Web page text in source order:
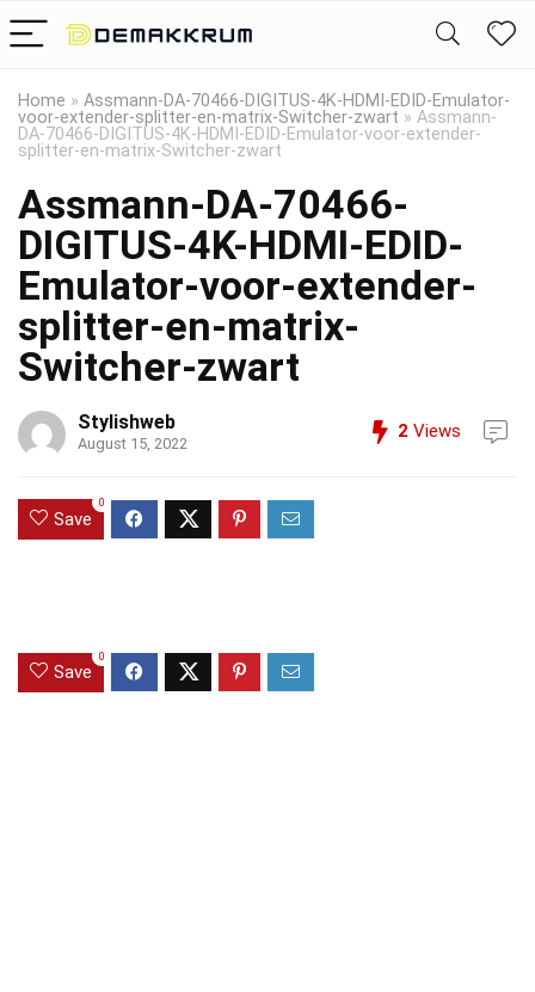
Home » Assmann-DA-70466-DIGITUS-4K-HDMI-EDID-Emulator-
voor-extender-splitter-en-matrix-Switcher-zwart » Assmann-
DA-70466-DIGITUS-4K-HDMI-EDID-Emulator-voor-extender-
splitter-en-matrix-Switcher-zwart
Assmann-DA-70466-
DIGITUS-4K-HDMI-EDID-
Emulator-voor-extender-
splitter-en-matrix-
Switcher-zwart
Stylishweb
August 15, 2022
2 Views
Save
0
Save
0